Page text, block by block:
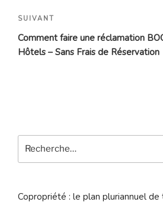
Article
suivant
SUIVANT
Comment faire une réclamation
Hôtels – Sans Frais de Réservation
pour
Copropriété : le plan pluriannuel de